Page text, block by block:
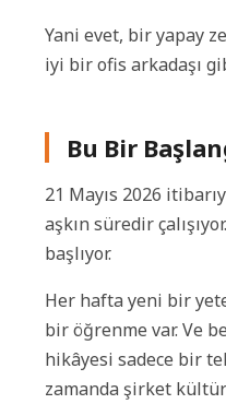
Yani evet, bir yapay
iyi bir ofis arkadaşı
Bu Bir
21 Mayıs 2026
aşkın süredir
başlıyor.
Her hafta yeni bir
bir öğrenme var. Ve
hikâyesi sadece bir
zamanda şirket